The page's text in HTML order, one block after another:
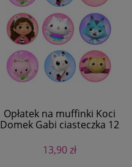
Opłatek na muffinki Koci
Domek Gabi ciasteczka 12
13,90 zł